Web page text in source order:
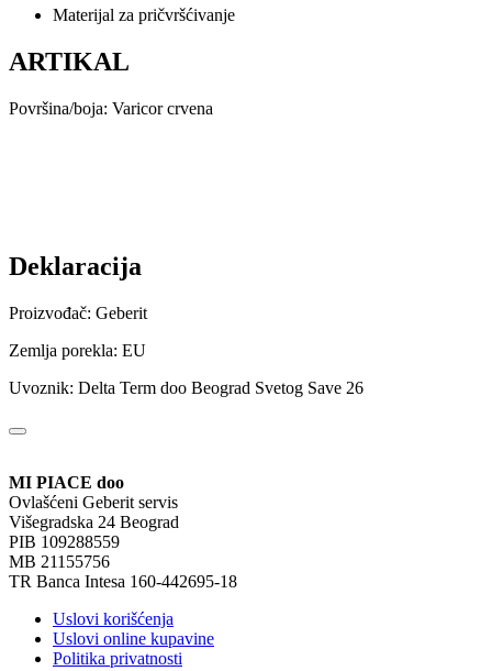
Materijal za pričvršćivanje
ARTIKAL
Površina/boja: Varicor crvena
Deklaracija
Proizvođač: Geberit
Zemlja porekla: EU
Uvoznik: Delta Term doo Beograd Svetog Save 26
MI PIACE doo
Ovlašćeni Geberit servis
Višegradska 24 Beograd
PIB 109288559
MB 21155756
TR Banca Intesa 160-442695-18
Uslovi korišćenja
Uslovi online kupavine
Politika privatnosti